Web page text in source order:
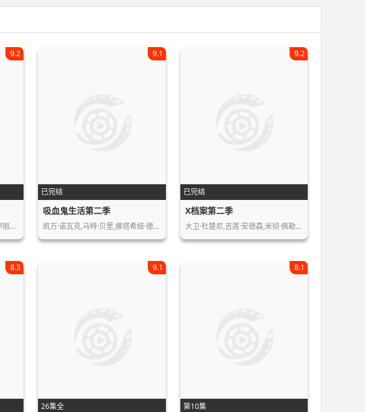
9.2
克拉克·格雷格,汪可盈,温明娜,伊丽莎…
已完结
9.1
吸血鬼生活第二季
凯万·诺瓦克,马特·贝里,娜塔希娅·德…
已完结
9.2
X档案第二季
大卫·杜楚尼,吉莲·安德森,米彻·佩勒…
8.3
26集全
9.1
第10集
8.1